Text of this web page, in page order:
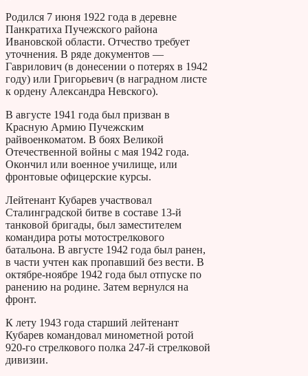
Родился 7 июня 1922 года в деревне
Панкратиха Пучежского района
Ивановской области. Отчество требует
уточнения. В ряде документов —
Гаврилович (в донесении о потерях в 1942
году) или Григорьевич (в наградном листе
к ордену Александра Невского).
В августе 1941 года был призван в
Красную Армию Пучежским
райвоенкоматом. В боях Великой
Отечественной войны с мая 1942 года.
Окончил или военное училище, или
фронтовые офицерские курсы.
Лейтенант Кубарев участвовал
Сталинградской битве в составе 13-й
танковой бригады, был заместителем
командира роты мотострелкового
батальона. В августе 1942 года был ранен,
в части учтен как пропавший без вести. В
октябре-ноябре 1942 года был отпуске по
ранению на родине. Затем вернулся на
фронт.
К лету 1943 года старший лейтенант
Кубарев командовал минометной ротой
920-го стрелкового полка 247-й стрелковой
дивизии.